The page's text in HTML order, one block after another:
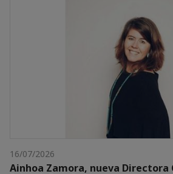
16/07/2026
Ainhoa Zamora, nueva Directora